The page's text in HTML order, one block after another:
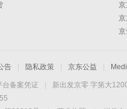
告 隐私政策 京东公益
台备案凭证
新出发京零 字第大